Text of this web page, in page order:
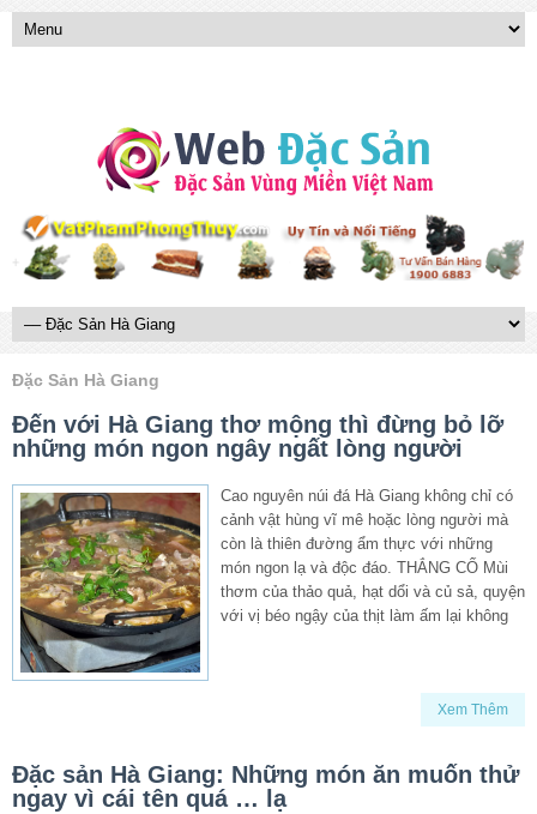
Đặc Sản Hà Giang
Đến với Hà Giang thơ mộng thì đừng bỏ lỡ
những món ngon ngây ngất lòng người
Cao nguyên núi đá Hà Giang không chỉ có
cảnh vật hùng vĩ mê hoặc lòng người mà
còn là thiên đường ẩm thực với những
món ngon lạ và độc đáo. THẮNG CỐ Mùi
thơm của thảo quả, hạt dổi và củ sả, quyện
với vị béo ngậy của thịt làm ấm lại không
Xem Thêm
Đặc sản Hà Giang: Những món ăn muốn thử
ngay vì cái tên quá … lạ